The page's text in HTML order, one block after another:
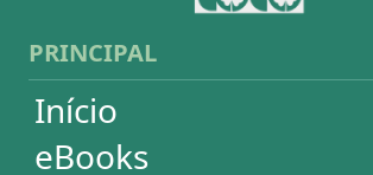
Login / Cadastro
Carrinho
SORTEIOS